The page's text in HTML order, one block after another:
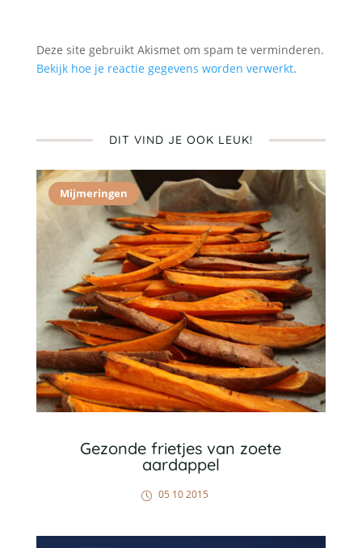
Deze site gebruikt Akismet om spam te verminderen.
Bekijk hoe je reactie gegevens worden verwerkt.
DIT VIND JE OOK LEUK!
Mijmeringen
Gezonde frietjes van zoete
aardappel
05 10 2015